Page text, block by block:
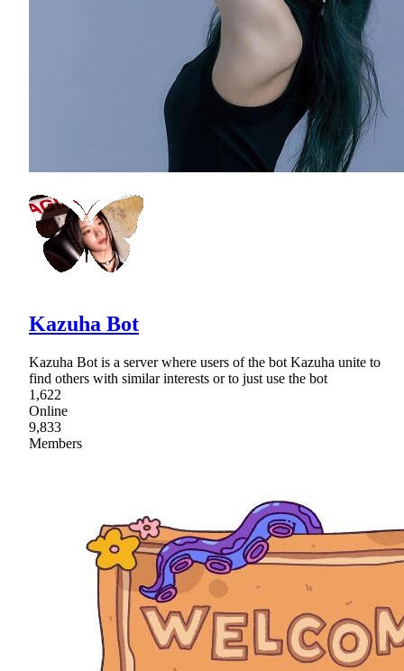
Kazuha Bot
Kazuha Bot is a server where users of the bot Kazuha unite to
find others with similar interests or to just use the bot
1,622
Online
9,833
Members